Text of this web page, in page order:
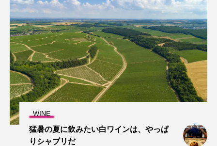
WINE
猛暑の夏に飲みたい白ワインは、やっぱ
りシャブリだ